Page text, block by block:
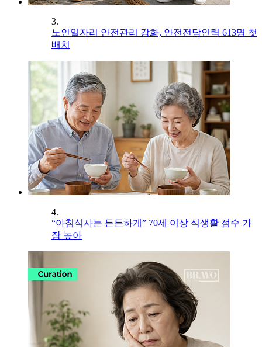
3.
노인일자리 안전관리 강화, 안전전담인력 613명 첫
배치
4.
“아침식사는 든든하게” 70세 이상 식생활 점수 가
장 높아